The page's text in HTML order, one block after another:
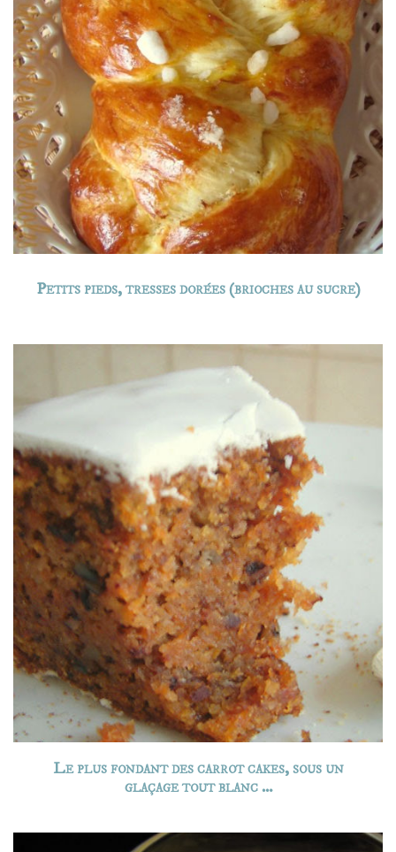
Petits pieds, tresses dorées (brioches au sucre)
Le plus fondant des carrot cakes, sous un
glaçage tout blanc …